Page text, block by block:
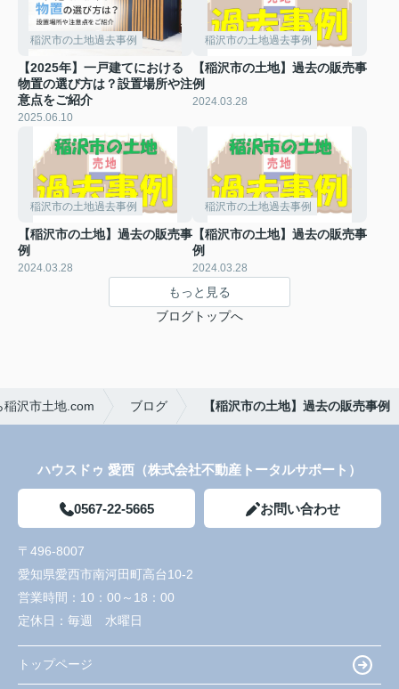
稲沢市の土地過去事例
【2025年】一戸建てにおける
物置の選び方は？設置場所や注
意点をご紹介
2025.06.10
稲沢市の土地過去事例
【稲沢市の土地】過去の販売事
例
2024.03.28
稲沢市の土地過去事例
【稲沢市の土地】過去の販売事
例
2024.03.28
稲沢市の土地過去事例
【稲沢市の土地】過去の販売事
例
2024.03.28
もっと見る
ブログトップへ
沢市土地.com ブログ 【稲沢市の土地】過去の販売事例
ハウスドゥ 愛西（株式会社不動産トータルサポート）
0567-22-5665 お問い合わせ
〒496-8007
愛知県愛西市南河田町高台10-2
営業時間： 10：00～18：00
定休日： 毎週 水曜日
トップページ